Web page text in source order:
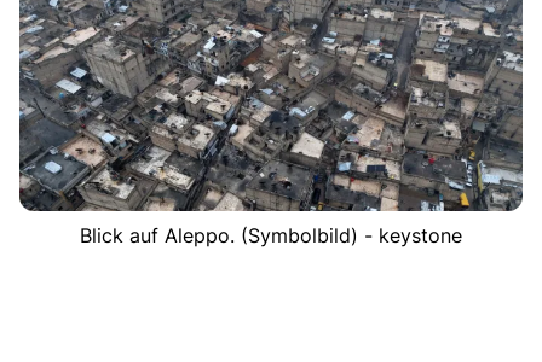
Blick auf Aleppo. (Symbolbild) - keystone